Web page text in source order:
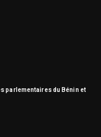
parlementaires du Bénin et